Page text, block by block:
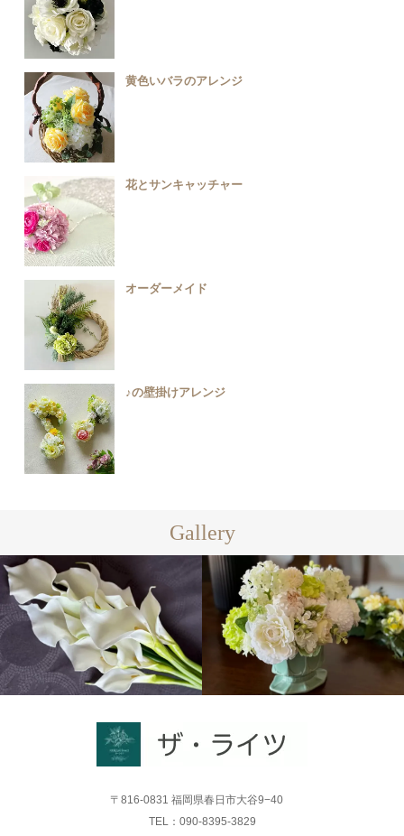
黄色いバラのアレンジ
花とサンキャッチャー
オーダーメイド
♪の壁掛けアレンジ
Gallery
〒816-0831 福岡県春日市大谷9−40
TEL：090-8395-3829